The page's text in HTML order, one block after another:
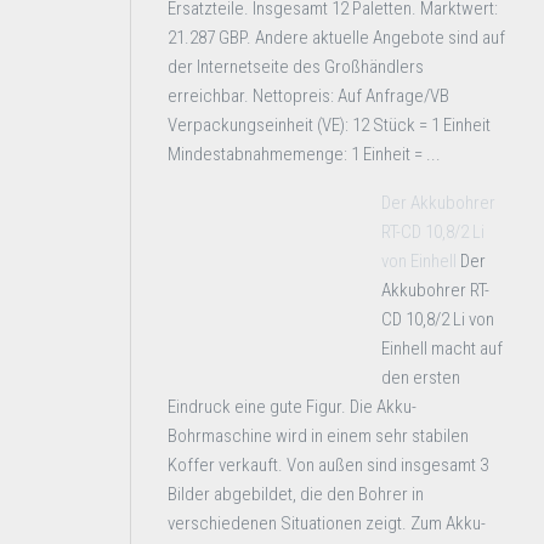
Ersatzteile. Insgesamt 12 Paletten. Marktwert:
21.287 GBP. Andere aktuelle Angebote sind auf
der Internetseite des Großhändlers
erreichbar. Nettopreis: Auf Anfrage/VB
Verpackungseinheit (VE): 12 Stück = 1 Einheit
Mindestabnahmemenge: 1 Einheit = ...
Der Akkubohrer
RT-CD 10,8/2 Li
von Einhell Der
Akkubohrer RT-
CD 10,8/2 Li von
Einhell macht auf
den ersten
Eindruck eine gute Figur. Die Akku-
Bohrmaschine wird in einem sehr stabilen
Koffer verkauft. Von außen sind insgesamt 3
Bilder abgebildet, die den Bohrer in
verschiedenen Situationen zeigt. Zum Akku-